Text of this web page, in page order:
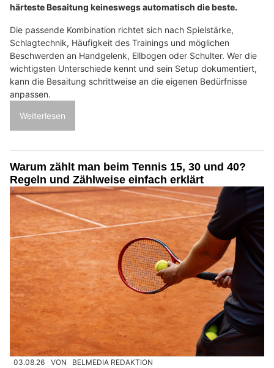
härteste Besaitung keineswegs automatisch die beste.
Die passende Kombination richtet sich nach Spielstärke,
Schlagtechnik, Häufigkeit des Trainings und möglichen
Beschwerden an Handgelenk, Ellbogen oder Schulter. Wer die
wichtigsten Unterschiede kennt und sein Setup dokumentiert,
kann die Besaitung schrittweise an die eigenen Bedürfnisse
anpassen.
Weiterlesen
Warum zählt man beim Tennis 15, 30 und 40?
Regeln und Zählweise einfach erklärt
03.08.26 VON BELMEDIA REDAKTION